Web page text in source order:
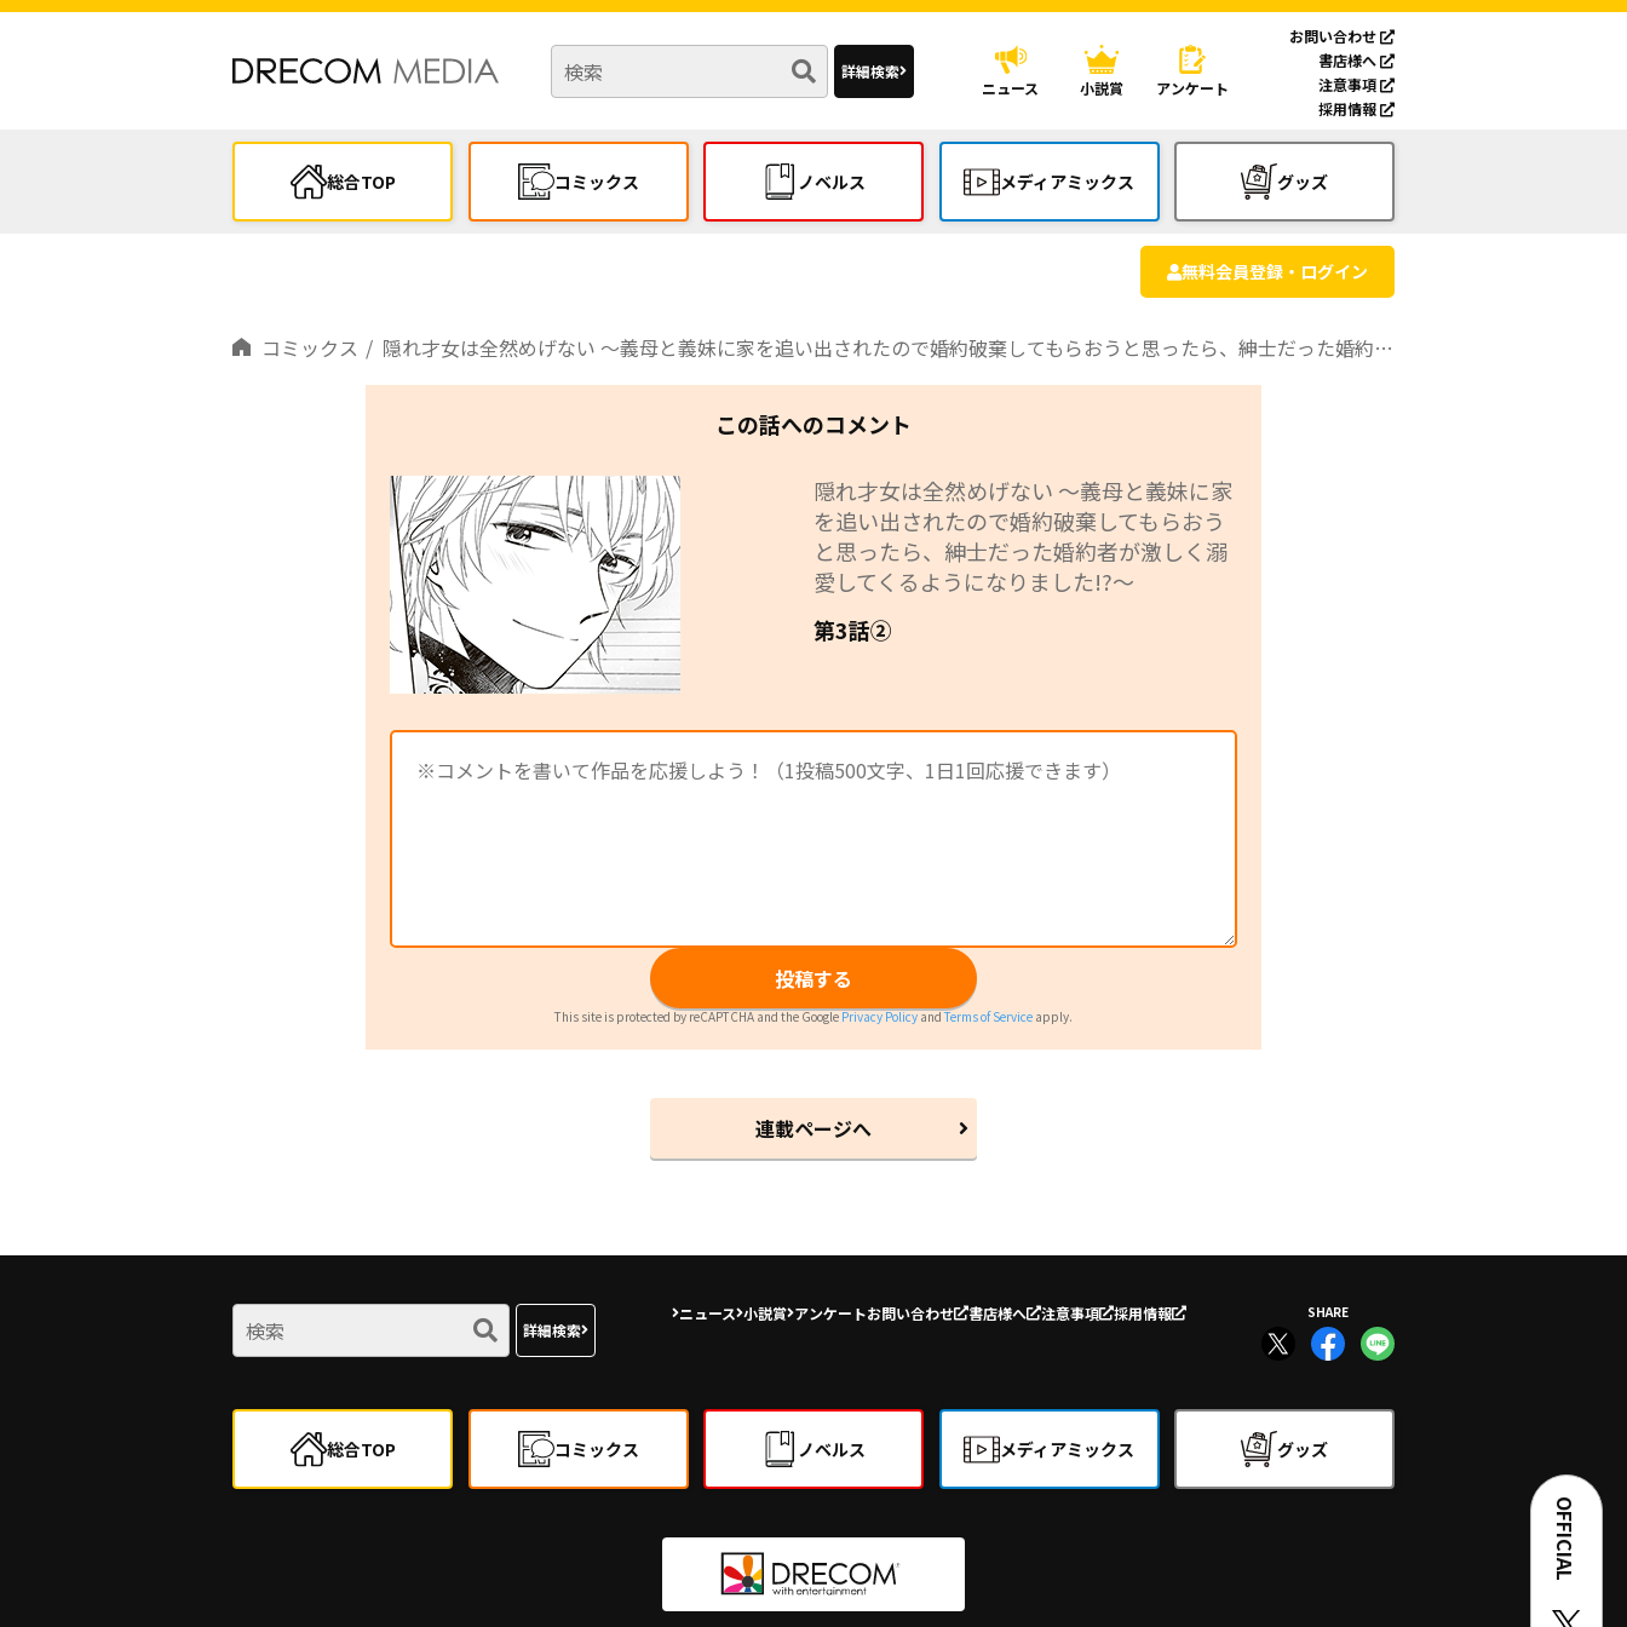
詳細検索
ニュース
小説賞 アンケート
お問い合わせ
書店様へ
注意事項
採用情報
総合TOP コミックス ノベルス メディアミックス グッズ
無料会員登録・ログイン
コミックス 隠れ才女は全然めげない ～義母と義妹に家を追い出されたので婚約破棄してもらおうと思ったら、紳士だった婚約者が激しく溺愛してくるようになりました!?～
この話へのコメント
隠れ才女は全然めげない ～義母と義妹に家
を追い出されたので婚約破棄してもらおう
と思ったら、紳士だった婚約者が激しく溺
愛してくるようになりました!?～
第3話②
投稿する
This site is protected by reCAPTCHA and the GooglePrivacy PolicyandTerms of Service apply.
連載ページへ
詳細検索
ニュース 小説賞 アンケートお問い合わせ 書店様へ 注意事項 採用情報 SHARE
総合TOP コミックス ノベルス メディアミックス グッズ
OFFICIAL